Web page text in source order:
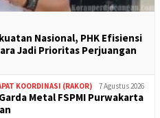
Nasional, PHK Efisiensi
Jadi Prioritas Perjuangan
KOORDINASI (RAKOR) 7 Agustus 2026
Metal FSPMI Purwakarta